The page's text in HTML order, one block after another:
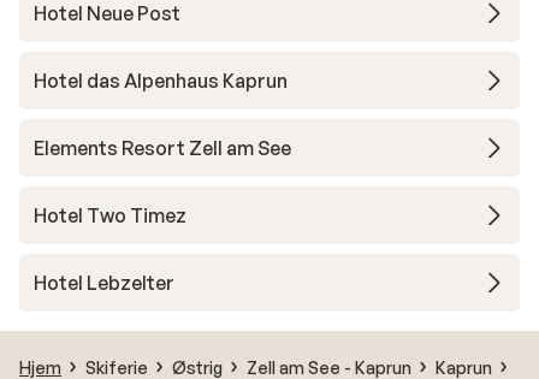
Hotel Neue Post
Hotel das Alpenhaus Kaprun
Elements Resort Zell am See
Hotel Two Timez
Hotel Lebzelter
Hjem Skiferie Østrig Zell am See - Kaprun
Kaprun